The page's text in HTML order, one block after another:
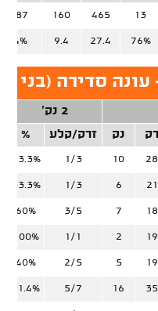
13
465
160
87
76%
27.4
9.4
סדירה (בני
2 נק'
נק זרק/קלע %
28
10
1/3
33.3%
21
6
1/3
33.3%
18
7
3/5
60%
19
2
1/1
100%
19
5
2/5
40%
35
16
5/7
71.4%